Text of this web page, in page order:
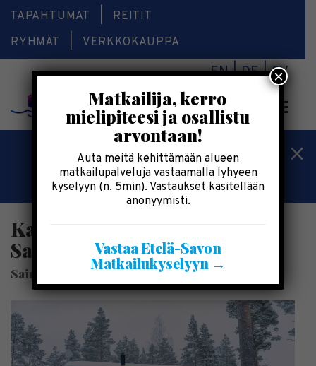
TAPAHTUMAT
REITIT
RYHMÄT
VERKKOKAUPPA
EN DE SV
Kesälomatärpit »
Saimaalla-kesälehti »
Kartanohuvilat |
SaimaaHoliday Oravi
SaimaaHoliday Oravi
Matkailija, kerro
mielipiteesi ja osallistu
arvontaan!
Auta meitä kehittämään alueen
matkailupalveluja vastaamalla lyhyeen
kyselyyn (n. 5min). Vastaukset käsitellään
anonyymisti.
Vastaa Etelä-Savon
Matkailukyselyyn →
×